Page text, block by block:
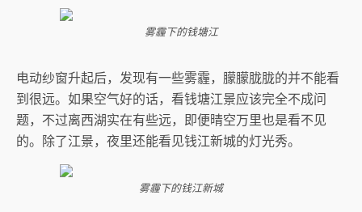
雾霾下的钱塘江
电动纱窗升起后，发现有一些雾霾，朦朦胧胧的并不能看
到很远。如果空气好的话，看钱塘江景应该完全不成问
题，不过离西湖实在有些远，即便晴空万里也是看不见
的。除了江景，夜里还能看见钱江新城的灯光秀。
雾霾下的钱江新城